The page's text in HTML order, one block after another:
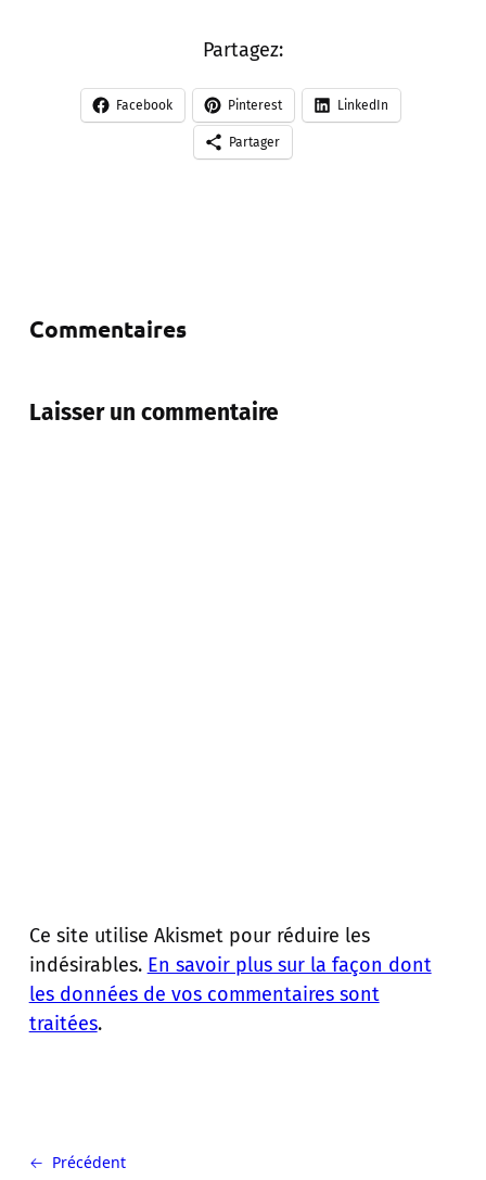
Partagez:
Facebook Pinterest LinkedIn
Partager
Commentaires
Laisser un commentaire
Ce site utilise Akismet pour réduire les
indésirables. En savoir plus sur la façon dont
les données de vos commentaires sont
traitées.
← Précédent